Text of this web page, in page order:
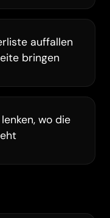
auffallen
bringen
wo die